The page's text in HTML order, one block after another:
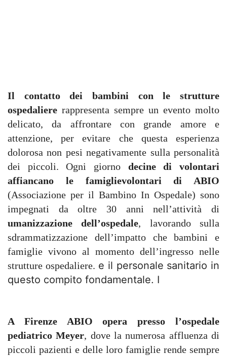
Il contatto dei bambini con le strutture
ospedaliere rappresenta sempre un evento molto
delicato, da affrontare con grande amore e
attenzione, per evitare che questa esperienza
dolorosa non pesi negativamente sulla personalità
dei piccoli. Ogni giorno decine di volontari
affiancano le famiglievolontari di ABIO
(Associazione per il Bambino In Ospedale) sono
impegnati da oltre 30 anni nell’attività di
umanizzazione dell’ospedale, lavorando sulla
sdrammatizzazione dell’impatto che bambini e
famiglie vivono al momento dell’ingresso nelle
strutture ospedaliere. e il personale sanitario in
questo compito fondamentale. I
A Firenze ABIO opera presso l’ospedale
pediatrico Meyer, dove la numerosa affluenza di
piccoli pazienti e delle loro famiglie rende sempre